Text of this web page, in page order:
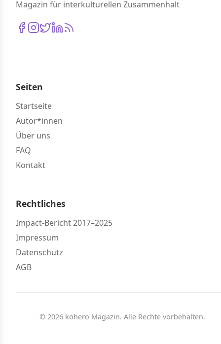
Magazin für interkulturellen Zusammenhalt
Seiten
Startseite
Autor*innen
Über uns
FAQ
Kontakt
Rechtliches
Impact-Bericht 2017–2025
Impressum
Datenschutz
AGB
© 2026 kohero Magazin. Alle Rechte vorbehalten.